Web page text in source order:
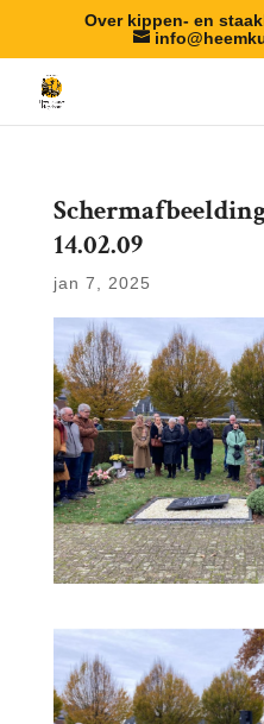
Over kippen- en
14.02.09
jan 7, 2025